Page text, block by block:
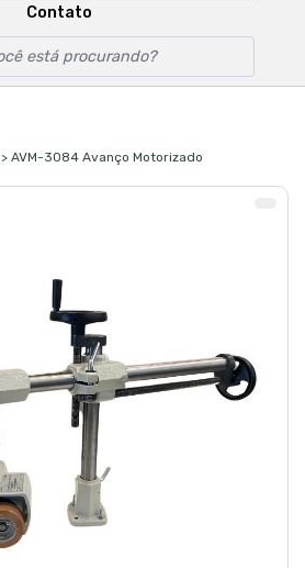
Contato
> AVM-3084 Avanço Motorizado